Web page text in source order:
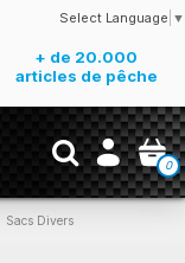
Select Language ▼
+ de 20.000
articles de pêche
0
Sacs Divers